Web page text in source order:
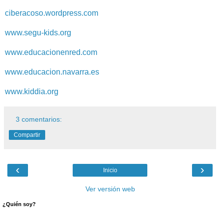
ciberacoso.wordpress.com
www.segu-kids.org
www.educacionenred.com
www.educacion.navarra.es
www.kiddia.org
3 comentarios:
Compartir
‹ ›
Inicio
Ver versión web
¿Quién soy?